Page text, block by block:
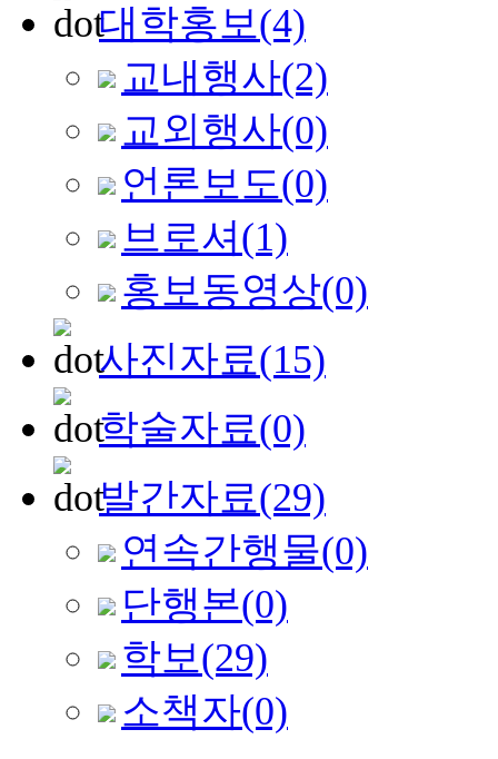
대학홍보(4)
교내행사(2)
교외행사(0)
언론보도(0)
브로셔 (1)
홍보동영상(0)
사진자료(15)
학술자료(0)
발간자료(29)
연속간행물(0)
단행본(0)
학보(29)
소책자(0)